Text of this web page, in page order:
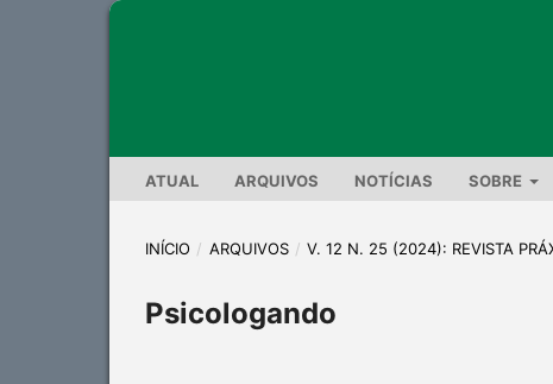
ATUAL ARQUIVOS NOTÍCIAS SOBRE
INÍCIO / ARQUIVOS / V. 12 N. 25 (2024): REVISTA
Psicologando